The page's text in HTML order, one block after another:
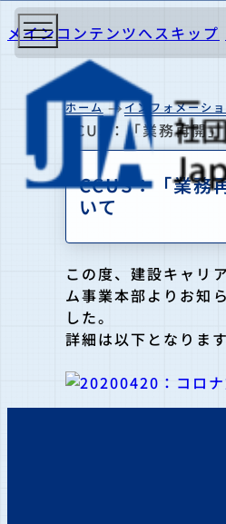
メインコンテンツへスキップ
ホーム インフォメーシ
CCUS：「業務再開
CCUS：「業務
いて
この度、建設キャリ
ム事業本部よりお知
した。
詳細は以下となります